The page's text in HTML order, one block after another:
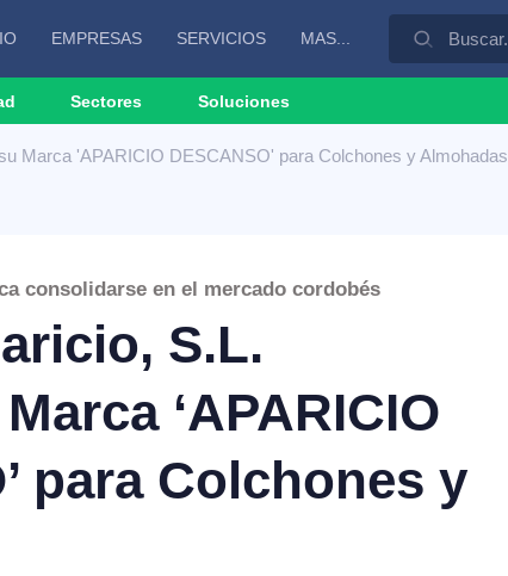
EMPRESAS SERVICIOS MAS...
Sectores Soluciones
Marca 'APARICIO DESCANSO' para Colchones y Almohadas
consolidarse en el mercado cordobés
S.L.
‘APARICIO
para Colchones y